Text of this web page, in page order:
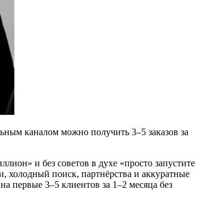
каналом можно получить 3–5 заказов за
и без советов в духе «просто запустите
холодный поиск, партнёрства и аккуратные
первые 3–5 клиентов за 1–2 месяца без